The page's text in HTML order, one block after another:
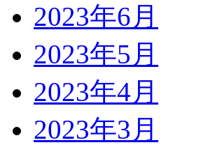
2023年6月
2023年5月
2023年4月
2023年3月